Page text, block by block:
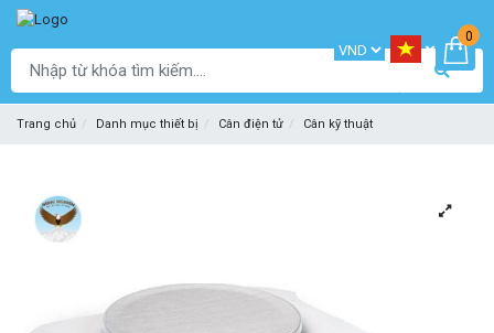
0
Trang chủ Danh mục thiết bị Cân điện tử Cân kỹ thuật